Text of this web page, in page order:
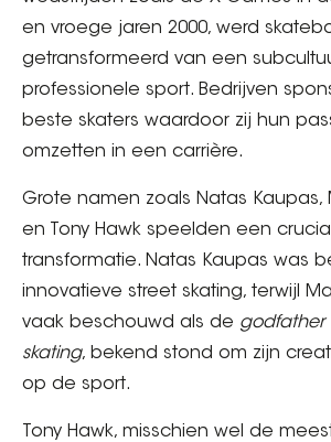
en vroege jaren 2000, werd
getransformeerd van een
professionele sport. Bedrijven
beste skaters waardoor zij hun
omzetten in een carrière.
Grote namen zoals Natas Kaupas,
en Tony Hawk speelden een
transformatie. Natas Kaupas was
innovatieve street skating, terwijl
vaak beschouwd als de godfather
skating, bekend stond om zijn
op de sport.
Tony Hawk, misschien wel de